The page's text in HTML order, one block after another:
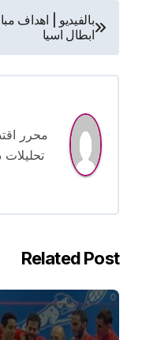
تصفّح
المقالات
ابطال اسيا
Related Post